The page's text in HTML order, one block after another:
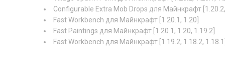
Configurable Extra Mob Drops для Майнкрафт [1.20.2,
Fast Workbench для Майнкрафт [1.20.1, 1.20]
Fast Paintings для Майнкрафт [1.20.1, 1.20, 1.19.2]
Fast Workbench для Майнкрафт [1.19.2, 1.18.2, 1.18.1]